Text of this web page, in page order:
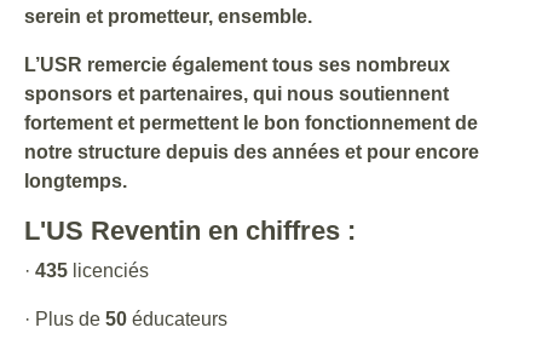
serein et prometteur, ensemble.
L’USR remercie également tous ses nombreux
sponsors et partenaires, qui nous soutiennent
fortement et permettent le bon fonctionnement de
notre structure depuis des années et pour encore
longtemps.
L'US Reventin en chiffres :
· 435 licenciés
· Plus de 50 éducateurs